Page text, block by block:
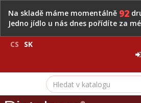
Na skladě máme momentálně 92
Jedno jídlo u nás dnes pořídíte za
CS
SK